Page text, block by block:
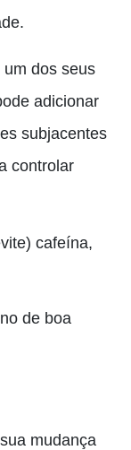
dos seus
adicionar
subjacentes
controlar
cafeína,
de boa
mudança